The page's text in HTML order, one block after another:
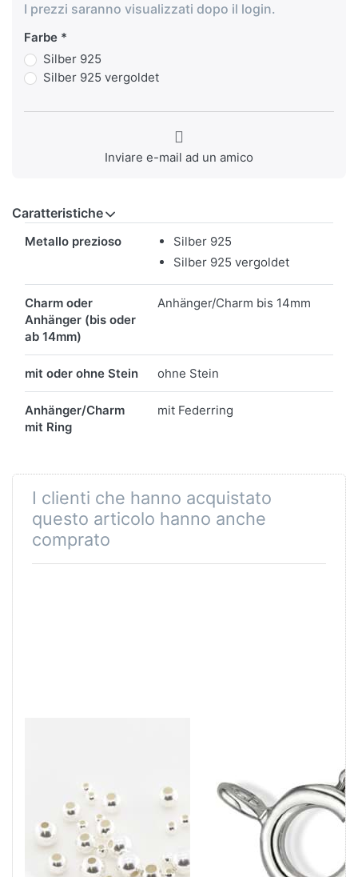
I prezzi saranno visualizzati dopo il login.
Farbe
Silber 925
Silber 925 vergoldet
Inviare e-mail ad un amico
Caratteristiche
Metallo prezioso
Silber 925
Silber 925 vergoldet
Charm oder
Anhänger (bis oder
ab 14mm)
Anhänger/Charm bis 14mm
mit oder ohne Stein ohne Stein
Anhänger/Charm
mit Ring
mit Federring
I clienti che hanno acquistato
questo articolo hanno anche
comprato
a croce, argento
925 (PU=20pz)